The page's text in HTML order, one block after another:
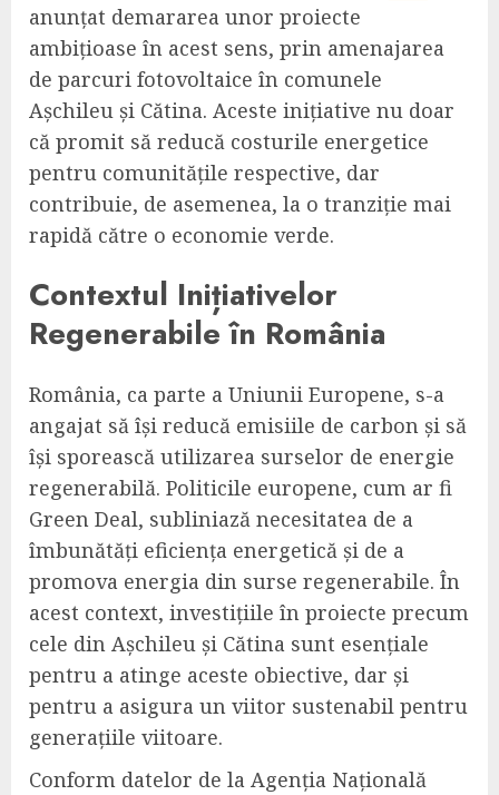
anunțat demararea unor proiecte
ambițioase în acest sens, prin amenajarea
de parcuri fotovoltaice în comunele
Așchileu și Cătina. Aceste inițiative nu doar
că promit să reducă costurile energetice
pentru comunitățile respective, dar
contribuie, de asemenea, la o tranziție mai
rapidă către o economie verde.
Contextul Inițiativelor
Regenerabile în România
România, ca parte a Uniunii Europene, s-a
angajat să își reducă emisiile de carbon și să
își sporească utilizarea surselor de energie
regenerabilă. Politicile europene, cum ar fi
Green Deal, subliniază necesitatea de a
îmbunătăți eficiența energetică și de a
promova energia din surse regenerabile. În
acest context, investițiile în proiecte precum
cele din Așchileu și Cătina sunt esențiale
pentru a atinge aceste obiective, dar și
pentru a asigura un viitor sustenabil pentru
generațiile viitoare.
Conform datelor de la Agenția Națională